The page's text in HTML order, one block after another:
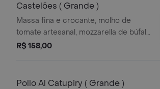
Castelões ( Grande )
Massa fina e crocante, molho de
tomate artesanal, mozzarella de búfala
e calabresa artesanal
R$ 158,00
Pollo Al Catupiry ( Grande )